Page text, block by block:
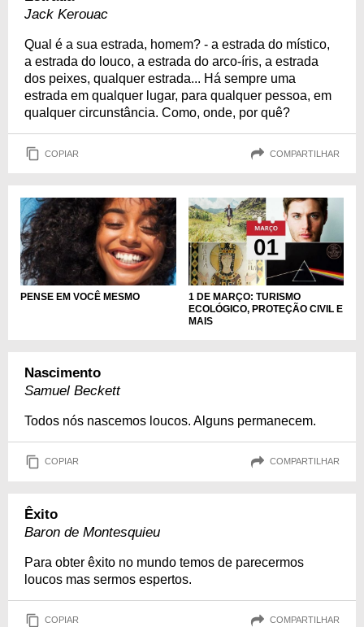
Jack Kerouac
Qual é a sua estrada, homem? - a estrada do místico,
a estrada do louco, a estrada do arco-íris, a estrada
dos peixes, qualquer estrada... Há sempre uma
estrada em qualquer lugar, para qualquer pessoa, em
qualquer circunstância. Como, onde, por quê?
COPIAR COMPARTILHAR
PENSE EM VOCÊ MESMO
1 DE MARÇO: TURISMO
ECOLÓGICO, PROTEÇÃO CIVIL E
MAIS
Nascimento
Samuel Beckett
Todos nós nascemos loucos. Alguns permanecem.
COPIAR COMPARTILHAR
Êxito
Baron de Montesquieu
Para obter êxito no mundo temos de parecermos
loucos mas sermos espertos.
COPIAR COMPARTILHAR